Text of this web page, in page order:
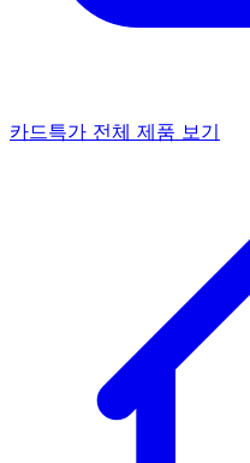
카드특가 전체 제품 보기